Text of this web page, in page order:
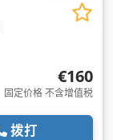
€160
固定价格 不含增值税
拨打